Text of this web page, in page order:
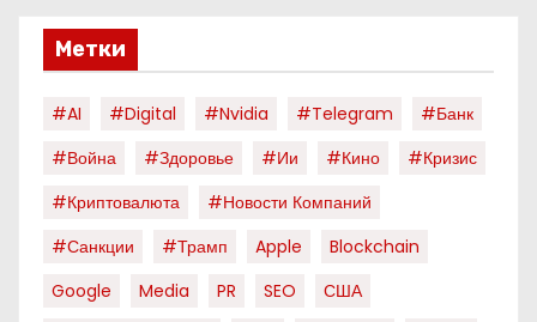
Метки
#AI #digital #nvidia #telegram
#банк
#война
#здоровье #ии #кино
#кризис
#криптовалюта
#новости Компаний
#санкции
#трамп Apple
Blockchain
Google
Media PR SEO
США